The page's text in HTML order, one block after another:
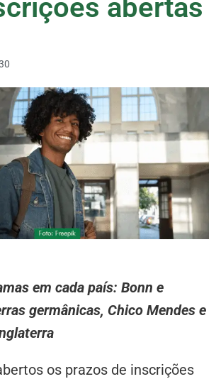
abertas
em cada país: Bonn e
germânicas, Chico Mendes e
os prazos de inscrições